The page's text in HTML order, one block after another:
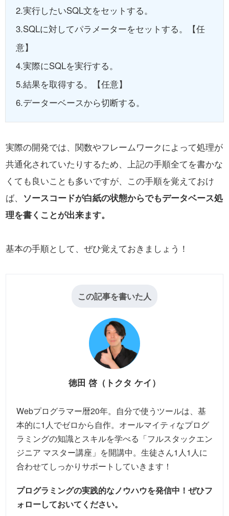
2.実行したいSQL文をセットする。
3.SQLに対してパラメーターをセットする。【任
意】
4.実際にSQLを実行する。
5.結果を取得する。【任意】
6.データーベースから切断する。
実際の開発では、関数やフレームワークによって処理が
共通化されていたりするため、上記の手順全てを書かな
くても良いことも多いですが、この手順を覚えておけ
ば、 ソースコードが白紙の状態からでもデータベース処
理を書くことが出来ます。
基本の手順として、ぜひ覚えておきましょう！
この記事を書いた人
徳田 啓（トクタ ケイ）
Webプログラマー暦20年。自分で使うツールは、基
本的に1人でゼロから自作。オールマイティなプログ
ラミングの知識とスキルを学べる「フルスタックエン
ジニア マスター講座」を開講中。生徒さん1人1人に
合わせてしっかりサポートしていきます！
プログラミングの実践的なノウハウを発信中！ ぜひフ
ォローしておいてください。